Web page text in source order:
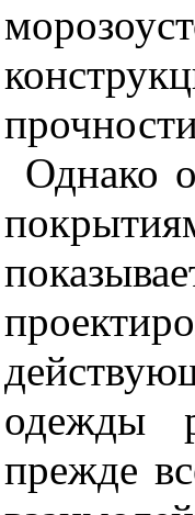
Однако
одежды
прежде